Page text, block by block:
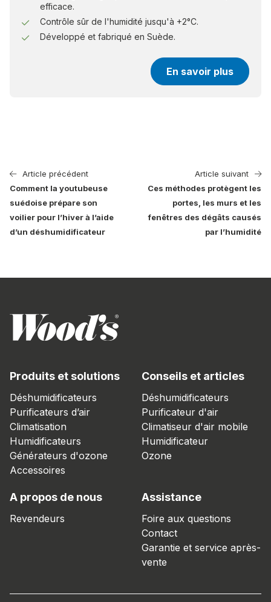
efficace.
Contrôle sûr de l'humidité jusqu'à +2°C.
Développé et fabriqué en Suède.
En savoir plus
Article précédent
Comment la youtubeuse
suédoise prépare son
voilier pour l’hiver à l’aide
d’un déshumidificateur
Article suivant
Ces méthodes protègent les
portes, les murs et les
fenêtres des dégâts causés
par l’humidité
Produits et solutions
Déshumidificateurs
Purificateurs d’air
Climatisation
Humidificateurs
Générateurs d'ozone
Accessoires
Conseils et articles
Déshumidificateurs
Purificateur d'air
Climatiseur d'air mobile
Humidificateur
Ozone
A propos de nous
Revendeurs
Assistance
Foire aux questions
Contact
Garantie et service après-
vente